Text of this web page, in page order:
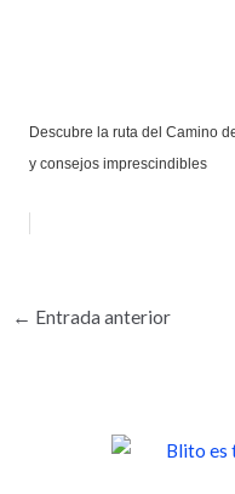
Descubre la ruta del Camino
y consejos imprescindibles
← Entrada anterior